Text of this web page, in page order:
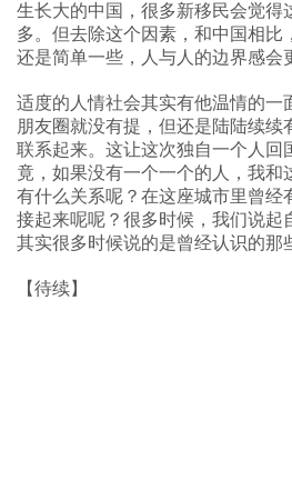
生长大的中国，很多新移民会觉得
多。但去除这个因素，和中国相比
还是简单一些，人与人的边界感会
适度的人情社会其实有他温情的一
朋友圈就没有提，但还是陆陆续续
联系起来。这让这次独自一个人回
竟，如果没有一个一个的人，我和
有什么关系呢？在这座城市里曾经
接起来呢呢？很多时候，我们说起
其实很多时候说的是曾经认识的那
【待续】